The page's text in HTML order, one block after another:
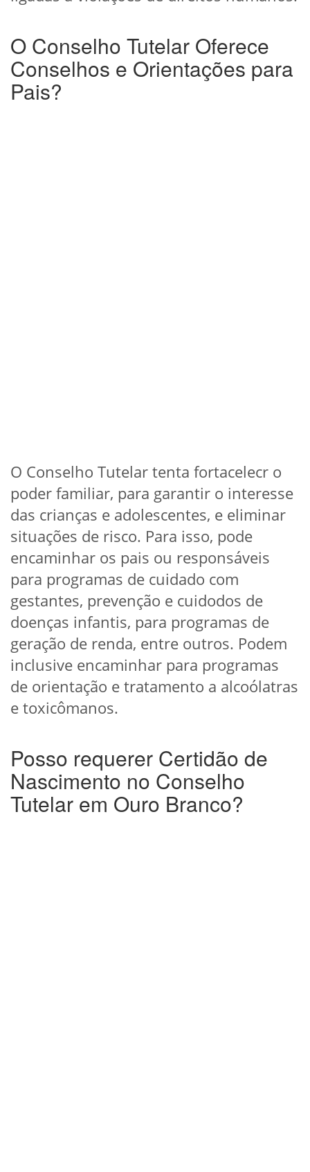
O Conselho Tutelar Oferece
Conselhos e Orientações para
Pais?
O Conselho Tutelar tenta fortacelecr o
poder familiar, para garantir o interesse
das crianças e adolescentes, e eliminar
situações de risco. Para isso, pode
encaminhar os pais ou responsáveis
para programas de cuidado com
gestantes, prevenção e cuidodos de
doenças infantis, para programas de
geração de renda, entre outros. Podem
inclusive encaminhar para programas
de orientação e tratamento a alcoólatras
e toxicômanos.
Posso requerer Certidão de
Nascimento no Conselho
Tutelar em Ouro Branco?